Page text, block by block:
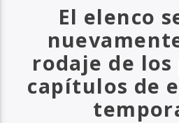
El elenco
rodaje de
capítulos de